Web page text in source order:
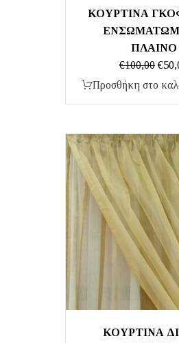
ΚΟΥΡΤΙΝΑ
ΠΛΑΙΝΟ
€100,00 €
Προσθήκη στο
ΚΟΥΡΤΙΝΑ